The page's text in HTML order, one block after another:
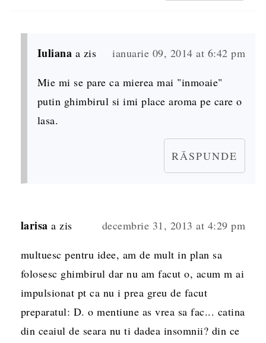
Iuliana a zis ianuarie 09, 2014 at 6:42 pm
Mie mi se pare ca mierea mai "inmoaie"
putin ghimbirul si imi place aroma pe care o
lasa.
RĂSPUNDE
larisa a zis decembrie 31, 2013 at 4:29 pm
multuesc pentru idee, am de mult in plan sa
folosesc ghimbirul dar nu am facut o, acum m ai
impulsionat pt ca nu i prea greu de facut
preparatul: D. o mentiune as vrea sa fac... catina
din ceaiul de seara nu ti dadea insomnii? din ce